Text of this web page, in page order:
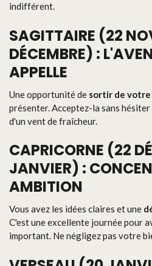
indifférent.
SAGITTAIRE (22
DÉCEMBRE) :
APPELLE
Une opportunité de sortir de
présenter. Acceptez-la sans hésiter
d'un vent de fraîcheur.
CAPRICORNE (22
JANVIER) :
AMBITION
Vous avez les idées claires et une
C'est une excellente journée pour
important. Ne négligez pas votre